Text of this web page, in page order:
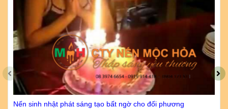
Nến sinh nhật phát sáng tạo bất ngờ cho đối phương